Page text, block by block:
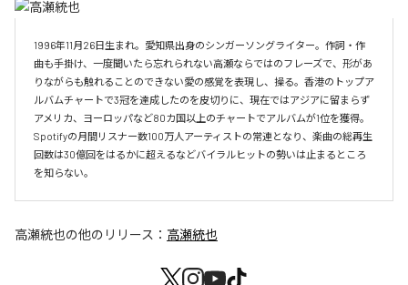
1996年11月26日生まれ。愛知県出身のシンガーソングライター。作詞・作
曲も手掛け、一度聞いたら忘れられない高瀬ならではのフレーズで、形があ
りながらも触れることのできない愛の感覚を表現し、操る。香港のトップア
ルバムチャートで3冠を達成したのを皮切りに、現在ではアジアに留まらず
アメリカ、ヨーロッパなど80カ国以上のチャートでアルバムが1位を獲得。
Spotifyの月間リスナー数100万人アーティストの常連となり、楽曲の総再生
回数は30億回をはるかに超えるなどバイラルヒットの勢いは止まるところ
を知らない。
高瀬統也の他のリリース： 高瀬統也